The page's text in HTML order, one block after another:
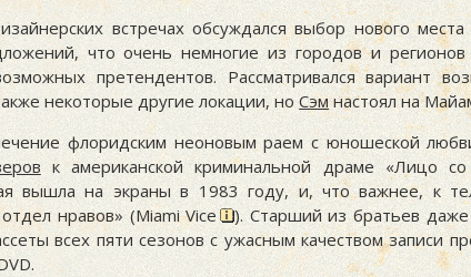
встречах обсуждался выбор нового места
что очень немногие из городов и
претендентов. Рассматривался вариант
некоторые другие локации, ноСэм настоял на
флоридским неоновым раем с юношеской
к американской криминальной драме «Лицо
вышла на экраны в 1983 году, и, что важнее, к
нравов» (Miami Vice
). Старший из братьев
всех пяти сезонов с ужасным качеством записи